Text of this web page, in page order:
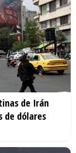
de Irán
de dólares